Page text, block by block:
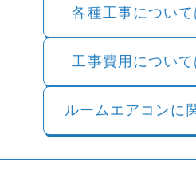
各種工事につい
工事費用につい
ルームエアコンに